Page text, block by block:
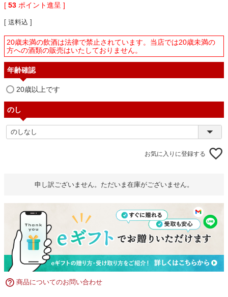
[ 53 ポイント進呈 ]
送料込
20歳未満の飲酒は法律で禁止されています。当店では20歳未満の
方への酒類の販売はいたしておりません。
年齢確認
20歳以上です
のし
お気に入りに登録する
申し訳ございません。ただいま在庫がございません。
商品についてのお問い合わせ